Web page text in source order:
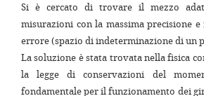
Si è cercato di trovare il mezzo
misurazioni con la massima precisione
errore (spazio di indeterminazione di un
La soluzione è stata trovata nella fisica
la legge di conservazioni del
fondamentale per il funzionamento dei